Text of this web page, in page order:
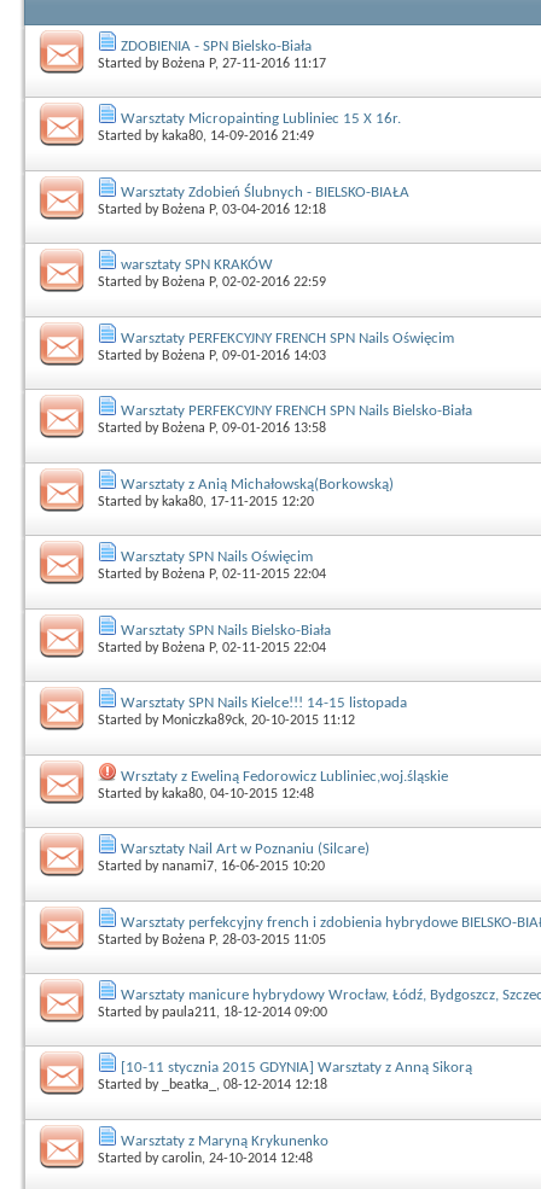
ZDOBIENIA - SPN Bielsko-Biała
Started by Bożena P, 27-11-2016 11:17
Warsztaty Micropainting Lubliniec 15 X 16r.
Started by kaka80, 14-09-2016 21:49
Warsztaty Zdobień Ślubnych - BIELSKO-BIAŁA
Started by Bożena P, 03-04-2016 12:18
warsztaty SPN KRAKÓW
Started by Bożena P, 02-02-2016 22:59
Warsztaty PERFEKCYJNY FRENCH SPN Nails Oświęcim
Started by Bożena P, 09-01-2016 14:03
Warsztaty PERFEKCYJNY FRENCH SPN Nails Bielsko-Biała
Started by Bożena P, 09-01-2016 13:58
Warsztaty z Anią Michałowską(Borkowską)
Started by kaka80, 17-11-2015 12:20
Warsztaty SPN Nails Oświęcim
Started by Bożena P, 02-11-2015 22:04
Warsztaty SPN Nails Bielsko-Biała
Started by Bożena P, 02-11-2015 22:04
Warsztaty SPN Nails Kielce!!! 14-15 listopada
Started by Moniczka89ck, 20-10-2015 11:12
Wrsztaty z Eweliną Fedorowicz Lubliniec,woj.śląskie
Started by kaka80, 04-10-2015 12:48
Warsztaty Nail Art w Poznaniu (Silcare)
Started bynanami7, 16-06-2015 10:20
Warsztaty perfekcyjny french i zdobienia hybrydowe BIELSKO-
Started by Bożena P, 28-03-2015 11:05
Warsztaty manicure hybrydowy Wrocław, Łódź, Bydgoszcz,
Started bypaula211, 18-12-2014 09:00
[10-11 stycznia 2015 GDYNIA] Warsztaty z Anną Sikorą
Started by _beatka_ , 08-12-2014 12:18
Warsztaty z Maryną Krykunenko
Started bycarolin, 24-10-2014 12:48